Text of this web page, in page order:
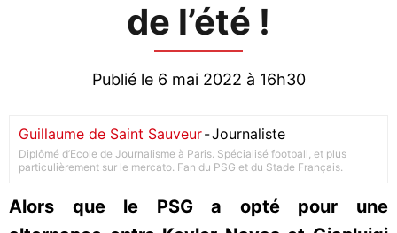
de l’été !
Publié le 6 mai 2022 à 16h30
Guillaume de Saint Sauveur-Journaliste
Diplômé d’Ecole de Journalisme à Paris. Spécialisé football, et plus
particulièrement sur le mercato. Fan du PSG et du Stade Français.
Alors que le PSG a opté pour une